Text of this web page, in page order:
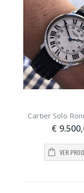
Cartier Solo
€
VER